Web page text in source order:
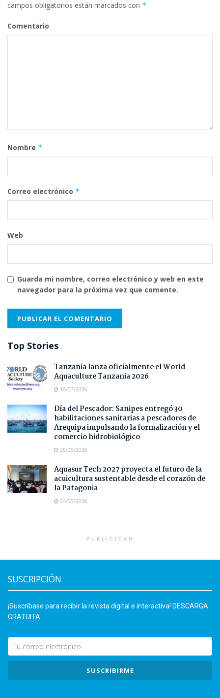
campos obligatorios están marcados con *
Comentario
Nombre *
Correo electrónico *
Web
Guarda mi nombre, correo electrónico y web en este
navegador para la próxima vez que comente.
Top Stories
Tanzania lanza oficialmente el World
Aquaculture Tanzania 2026
16/07/2026
Día del Pescador: Sanipes entregó 30
habilitaciones sanitarias a pescadores de
Arequipa impulsando la formalización y el
comercio hidrobiológico
25/06/2026
Aquasur Tech 2027 proyecta el futuro de la
acuicultura sustentable desde el corazón de
la Patagonia
24/06/2026
PUBLICIDAD
SUSCRIPCIÓN
¡Suscríbase para recibir la revista digital e interactiva! DESCARGA
GRATUITA.
SUSCRIBIRME